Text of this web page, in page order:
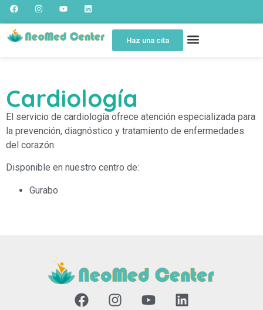
Haz una cita
Cardiología
El servicio de cardiología ofrece atención especializada para
la prevención, diagnóstico y tratamiento de enfermedades
del corazón.
Disponible en nuestro centro de:
Gurabo